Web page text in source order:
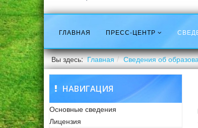
ГЛАВНАЯ ПРЕСС-ЦЕНТР
Вы здесь:Главная Сведения об
НАВИГАЦИЯ
Основные сведения
Лицензия